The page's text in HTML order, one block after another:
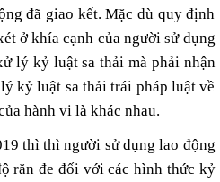
đã giao kết. Mặc dù quy định
ở khía cạnh của người sử dụng
lý kỷ luật sa thải mà phải nhận
kỷ luật sa thải trái pháp luật về
hành vi là khác nhau.
thì thì người sử dụng lao động
răn đe đối với các hình thức kỷ